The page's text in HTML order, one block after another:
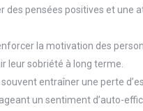
des pensées positives et une
la motivation des
leur sobriété à long terme.
entraîner une perte
un sentiment d’auto-